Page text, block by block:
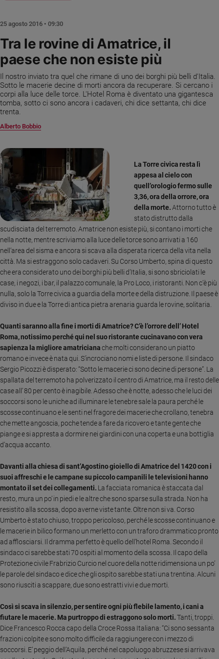
spiritualità
Devozione
e
fede
del
Santo
giorno
Società
e
valori
Ambiente
Creato
Volontariato
Diritti
Aziende
di
valore
della
settimana
Migranti
e
inclusione
Costume
e
spettacoli
2026
Cinema,
Tv
e
streaming
Libri
Musica
Arte
Famiglia
ed
educazione
e
figli
Nonni
Scuola
Tra le rovine di Amatrice, il
paese che non esiste più
Il nostro inviato tra quel che rimane di uno dei borghi più belli d'Italia.
Sotto le macerie decine di morti ancora da recuperare. Si cercano i
corpi alla luce delle torce. L'Hotel Roma è diventato una gigantesca
tomba, sotto ci sono ancora i cadaveri, chi dice settanta, chi dice
trenta.
Alberto Bobbio
25 agosto 2016 • 09:30
La Torre civica resta lì
appesa al cielo con
quell’orologio fermo sulle
3,36, ora della orrore, ora
della morte.Attorno tutto è
stato distrutto dalla
scudisciata del terremoto. Amatrice non esiste più, si contano i morti che
nella notte, mentre scriviamo alla luce delle torce sono arrivati a 160
nell’area del sisma e ancora si scava alla disperata ricerca della vita nella
città. Ma si estraggono solo cadaveri. Su Corso Umberto, spina di questo
che era considerato uno dei borghi più belli d’Italia, si sono sbriciolati le
case, i negozi, i bar, il palazzo comunale, la Pro Loco, i ristoranti. Non c’è più
nulla, solo la Torre civica a guardia della morte e della distruzione. Il paese è
diviso in due e la Torre di antica pietra arenaria guarda le rovine, solitaria.
Quanti saranno alla fine i morti di Amatrice? C’è l’orrore dell’ Hotel
Roma, notissimo perché qui nel suo ristorante cucinavano con vera
sapienza la migliore amatricianache molti considerano un piatto
romano e invece è nata qui. S’incrociano nomi e liste di persone. Il sindaco
Sergio Picozzi è disperato: “Sotto le macerie ci sono decine di persone”. La
spallata del terremoto ha polverizzato il centro di Amatrice, ma il resto delle
case all’ 80 per cento è inagibile. Adesso che è notte, adesso che le luci dei
soccorsi sono le uniche ad illuminare le tenebre sale la paura perché le
scosse continuano e le senti nel fragore dei macerie che crollano, tenebra
che mette angoscia, poche tende a fare da ricovero e tante gente che
piange e si appresta a dormire nei giardini con una coperta e una bottiglia
d’acqua accanto.
Davanti alla chiesa di sant’Agostino gioiello di Amatrice del 1420 con i
suoi affreschi e le campane su piccolo campanili le televisioni hanno
montato il set dei collegamenti. La facciata romanica è staccata dal
resto, mura un po’ in piedi e le altre che sono sparse sulla strada. Non ha
resistito alla scossa, dopo averne viste tante. Oltre non si va. Corso
Umberto è stato chiuso, troppo pericoloso, perché le scosse continuano e
le macerie in bilico formano un merletto con un traforo drammatico pronto
ad afflosciarsi. Il dramma perfetto è quello dell’hotel Roma. Secondo il
sindaco ci sarebbe stati 70 ospiti al momento della scossa. Il capo della
Protezione civile Frabrizio Curcio nel cuore della notte ridimensiona un po’
le parole del sindaco e dice che gli ospito sarebbe stati una trentina. Alcuni
sono riusciti a scappare, due sono estratti vivi e due morti.
Così si scava in silenzio, per sentire ogni più flebile lamento, i cani a
fiutare le macerie. Ma purtroppo di estraggono solo morti.Tanti, troppi.
Dice Francesco Rocca capo della Croce Rossa Italiana: “Ci sono sessanta
frazioni colpite e sono molto difficile da raggiungere con i mezzo di
soccorsi. E’ peggio dell’Aquila, perché nel capoluogo abruzzese si arrivava